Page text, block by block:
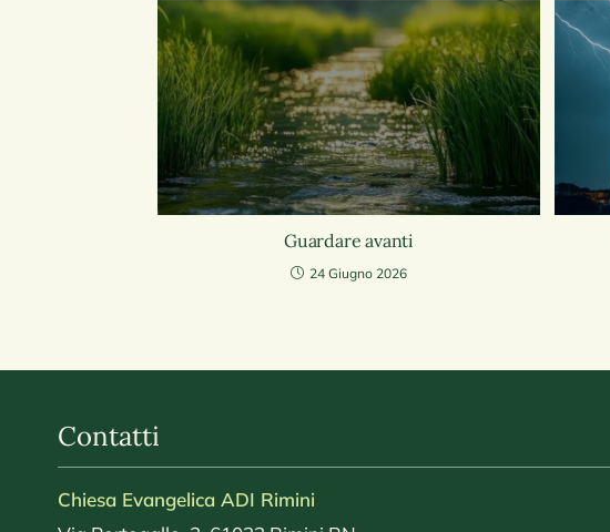
Guardare avanti
24 Giugno 2026
Contatti
Chiesa Evangelica ADI Rimini